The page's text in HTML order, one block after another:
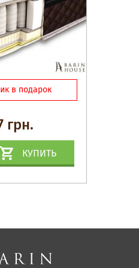
в подарок
грн.
КУПИТЬ
Кровати
мебель